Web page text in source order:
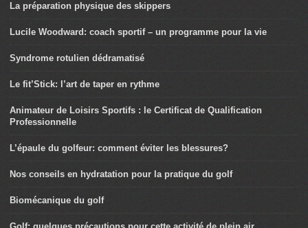
La préparation physique des skippers
Lucile Woodward: coach sportif – un programme pour la vie
Syndrome rotulien dédramatisé
Le fit’Stick: l’art de taper en rythme
Animateur de Loisirs Sportifs : le Certificat de Qualification
Professionnelle
L’épaule du golfeur: comment éviter les blessures?
Nos conseils en hydratation pour la pratique du golf
Biomécanique du golf